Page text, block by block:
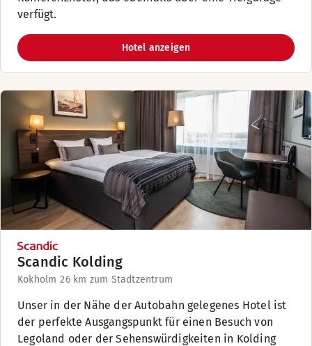
verfügt.
Hotel anzeigen
Scandic Kolding
Kokholm 26 km zum Stadtzentrum
Unser in der Nähe der Autobahn gelegenes Hotel ist
der perfekte Ausgangspunkt für einen Besuch von
Legoland oder der Sehenswürdigkeiten in Kolding